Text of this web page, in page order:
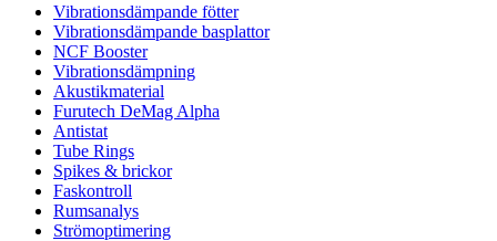
Vibrationsdämpande fötter
Vibrationsdämpande basplattor
NCF Booster
Vibrationsdämpning
Akustikmaterial
Furutech DeMag Alpha
Antistat
Tube Rings
Spikes & brickor
Faskontroll
Rumsanalys
Strömoptimering